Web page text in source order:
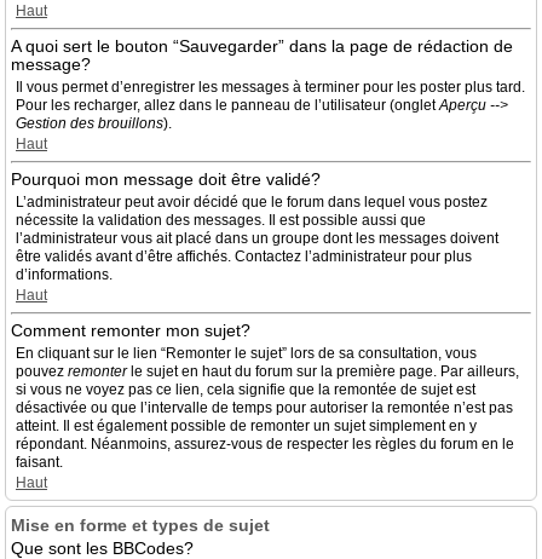
Haut
A quoi sert le bouton “Sauvegarder” dans la page de rédaction de
message?
Il vous permet d’enregistrer les messages à terminer pour les poster plus tard.
Pour les recharger, allez dans le panneau de l’utilisateur (ongletAperçu -->
Gestion des brouillons).
Haut
Pourquoi mon message doit être validé?
L’administrateur peut avoir décidé que le forum dans lequel vous postez
nécessite la validation des messages. Il est possible aussi que
l’administrateur vous ait placé dans un groupe dont les messages doivent
être validés avant d’être affichés. Contactez l’administrateur pour plus
d’informations.
Haut
Comment remonter mon sujet?
En cliquant sur le lien “Remonter le sujet” lors de sa consultation, vous
pouvez remonterle sujet en haut du forum sur la première page. Par ailleurs,
si vous ne voyez pas ce lien, cela signifie que la remontée de sujet est
désactivée ou que l’intervalle de temps pour autoriser la remontée n’est pas
atteint. Il est également possible de remonter un sujet simplement en y
répondant. Néanmoins, assurez-vous de respecter les règles du forum en le
faisant.
Haut
Mise en forme et types de sujet
Que sont les BBCodes?